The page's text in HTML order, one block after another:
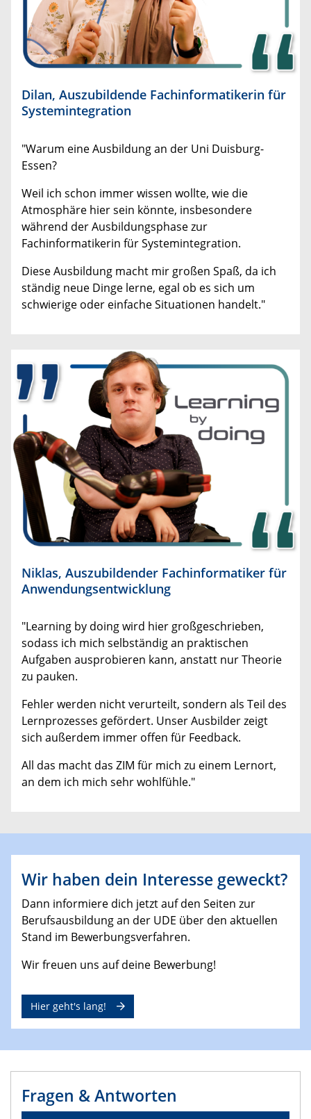
Dilan, Auszubildende Fachinformatikerin für
Systemintegration
"Warum eine Ausbildung an der Uni Duisburg-
Essen?
Weil ich schon immer wissen wollte, wie die
Atmosphäre hier sein könnte, insbesondere
während der Ausbildungsphase zur
Fachinformatikerin für Systemintegration.
Diese Ausbildung macht mir großen Spaß, da ich
ständig neue Dinge lerne, egal ob es sich um
schwierige oder einfache Situationen handelt."
Niklas, Auszubildender Fachinformatiker für
Anwendungsentwicklung
"Learning by doing wird hier großgeschrieben,
sodass ich mich selbständig an praktischen
Aufgaben ausprobieren kann, anstatt nur Theorie
zu pauken.
Fehler werden nicht verurteilt, sondern als Teil des
Lernprozesses gefördert. Unser Ausbilder zeigt
sich außerdem immer offen für Feedback.
All das macht das ZIM für mich zu einem Lernort,
an dem ich mich sehr wohlfühle."
Wir haben dein Interesse geweckt?
Dann informiere dich jetzt auf den Seiten zur
Berufsausbildung an der UDE über den aktuellen
Stand im Bewerbungsverfahren.
Wir freuen uns auf deine Bewerbung!
Hier geht's lang!
Fragen & Antworten